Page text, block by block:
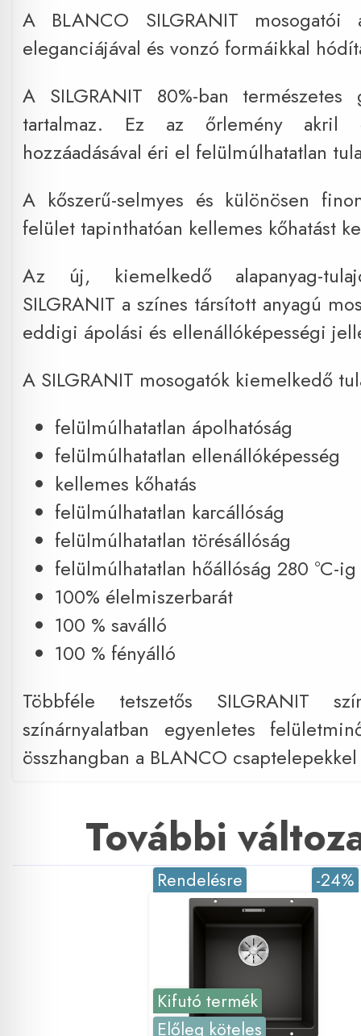
A BLANCO SILGRANIT
eleganciájával és vonzó formáikkal
A SILGRANIT 80%-ban természetes
tartalmaz. Ez az őrlemény akril
hozzáadásával éri el felülmúlhatatlan
A kőszerű-selmyes és különösen
felület tapinthatóan kellemes kőhatást
Az új, kiemelkedő alapanyag-
SILGRANIT a színes társított anyagú
eddigi ápolási és ellenállóképességi
A SILGRANIT mosogatók kiemelkedő
felülmúlhatatlan ápolhatóság
felülmúlhatatlan ellenállóképesség
kellemes kőhatás
felülmúlhatatlan karcállóság
felülmúlhatatlan törésállóság
felülmúlhatatlan hőállóság 280 °C-ig
100% élelmiszerbarát
100 % saválló
100 % fényálló
Többféle tetszetős SILGRANIT
színárnyalatban egyenletes
összhangban a BLANCO csaptelepekkel
További
Kifutó termék
Előleg köteles
-24%
Rendelésre